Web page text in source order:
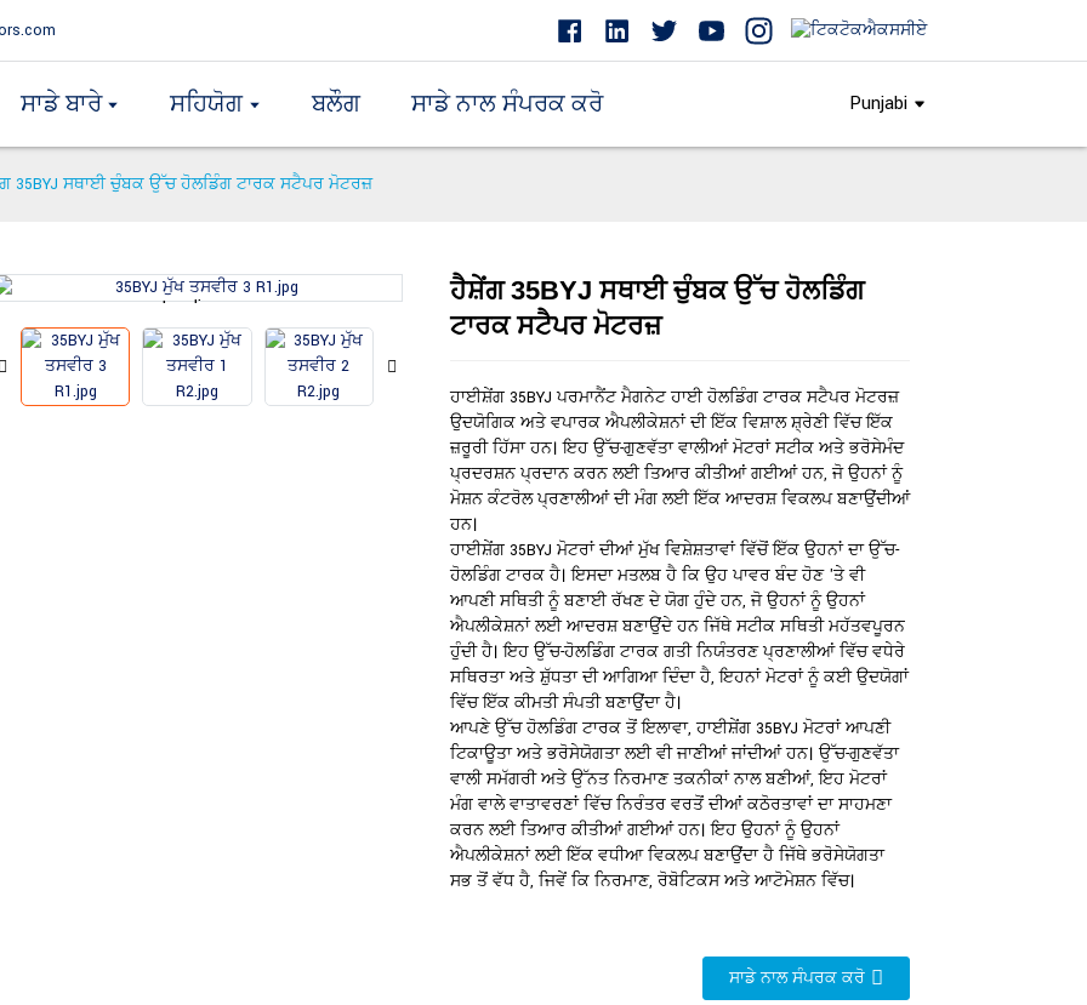
ਸਾਡੇ ਬਾਰੇ ਸਹਿਯੋਗ ਬਲੌਗ ਸਾਡੇ ਨਾਲ ਸੰਪਰਕ ਕਰੋ Punjabi
35BYJ ਸਥਾਈ ਚੁੰਬਕ ਉੱਚ ਹੋਲਡਿੰਗ ਟਾਰਕ ਸਟੈਪਰ ਮੋਟਰਜ਼
Loading...
Loading... Loading...
Loading...
ਹੈਸ਼ੇਂਗ 35BYJ ਸਥਾਈ ਚੁੰਬਕ ਉੱਚ ਹੋਲਡਿੰਗ
ਟਾਰਕ ਸਟੈਪਰ ਮੋਟਰਜ਼
ਹਾਈਸ਼ੇਂਗ 35BYJ ਪਰਮਾਨੈਂਟ ਮੈਗਨੇਟ ਹਾਈ ਹੋਲਡਿੰਗ ਟਾਰਕ ਸਟੈਪਰ ਮੋਟਰਜ਼
ਉਦਯੋਗਿਕ ਅਤੇ ਵਪਾਰਕ ਐਪਲੀਕੇਸ਼ਨਾਂ ਦੀ ਇੱਕ ਵਿਸ਼ਾਲ ਸ਼੍ਰੇਣੀ ਵਿੱਚ ਇੱਕ
ਜ਼ਰੂਰੀ ਹਿੱਸਾ ਹਨ। ਇਹ ਉੱਚ-ਗੁਣਵੱਤਾ ਵਾਲੀਆਂ ਮੋਟਰਾਂ ਸਟੀਕ ਅਤੇ ਭਰੋਸੇਮੰਦ
ਪ੍ਰਦਰਸ਼ਨ ਪ੍ਰਦਾਨ ਕਰਨ ਲਈ ਤਿਆਰ ਕੀਤੀਆਂ ਗਈਆਂ ਹਨ, ਜੋ ਉਹਨਾਂ ਨੂੰ
ਮੋਸ਼ਨ ਕੰਟਰੋਲ ਪ੍ਰਣਾਲੀਆਂ ਦੀ ਮੰਗ ਲਈ ਇੱਕ ਆਦਰਸ਼ ਵਿਕਲਪ ਬਣਾਉਂਦੀਆਂ
ਹਨ।
ਹਾਈਸ਼ੇਂਗ 35BYJ ਮੋਟਰਾਂ ਦੀਆਂ ਮੁੱਖ ਵਿਸ਼ੇਸ਼ਤਾਵਾਂ ਵਿੱਚੋਂ ਇੱਕ ਉਹਨਾਂ ਦਾ ਉੱਚ-
ਹੋਲਡਿੰਗ ਟਾਰਕ ਹੈ। ਇਸਦਾ ਮਤਲਬ ਹੈ ਕਿ ਉਹ ਪਾਵਰ ਬੰਦ ਹੋਣ 'ਤੇ ਵੀ
ਆਪਣੀ ਸਥਿਤੀ ਨੂੰ ਬਣਾਈ ਰੱਖਣ ਦੇ ਯੋਗ ਹੁੰਦੇ ਹਨ, ਜੋ ਉਹਨਾਂ ਨੂੰ ਉਹਨਾਂ
ਐਪਲੀਕੇਸ਼ਨਾਂ ਲਈ ਆਦਰਸ਼ ਬਣਾਉਂਦੇ ਹਨ ਜਿੱਥੇ ਸਟੀਕ ਸਥਿਤੀ ਮਹੱਤਵਪੂਰਨ
ਹੁੰਦੀ ਹੈ। ਇਹ ਉੱਚ-ਹੋਲਡਿੰਗ ਟਾਰਕ ਗਤੀ ਨਿਯੰਤਰਣ ਪ੍ਰਣਾਲੀਆਂ ਵਿੱਚ ਵਧੇਰੇ
ਸਥਿਰਤਾ ਅਤੇ ਸ਼ੁੱਧਤਾ ਦੀ ਆਗਿਆ ਦਿੰਦਾ ਹੈ, ਇਹਨਾਂ ਮੋਟਰਾਂ ਨੂੰ ਕਈ ਉਦਯੋਗਾਂ
ਵਿੱਚ ਇੱਕ ਕੀਮਤੀ ਸੰਪਤੀ ਬਣਾਉਂਦਾ ਹੈ।
ਆਪਣੇ ਉੱਚ ਹੋਲਡਿੰਗ ਟਾਰਕ ਤੋਂ ਇਲਾਵਾ, ਹਾਈਸ਼ੇਂਗ 35BYJ ਮੋਟਰਾਂ ਆਪਣੀ
ਟਿਕਾਊਤਾ ਅਤੇ ਭਰੋਸੇਯੋਗਤਾ ਲਈ ਵੀ ਜਾਣੀਆਂ ਜਾਂਦੀਆਂ ਹਨ। ਉੱਚ-ਗੁਣਵੱਤਾ
ਵਾਲੀ ਸਮੱਗਰੀ ਅਤੇ ਉੱਨਤ ਨਿਰਮਾਣ ਤਕਨੀਕਾਂ ਨਾਲ ਬਣੀਆਂ, ਇਹ ਮੋਟਰਾਂ
ਮੰਗ ਵਾਲੇ ਵਾਤਾਵਰਣਾਂ ਵਿੱਚ ਨਿਰੰਤਰ ਵਰਤੋਂ ਦੀਆਂ ਕਠੋਰਤਾਵਾਂ ਦਾ ਸਾਹਮਣਾ
ਕਰਨ ਲਈ ਤਿਆਰ ਕੀਤੀਆਂ ਗਈਆਂ ਹਨ। ਇਹ ਉਹਨਾਂ ਨੂੰ ਉਹਨਾਂ
ਐਪਲੀਕੇਸ਼ਨਾਂ ਲਈ ਇੱਕ ਵਧੀਆ ਵਿਕਲਪ ਬਣਾਉਂਦਾ ਹੈ ਜਿੱਥੇ ਭਰੋਸੇਯੋਗਤਾ
ਸਭ ਤੋਂ ਵੱਧ ਹੈ, ਜਿਵੇਂ ਕਿ ਨਿਰਮਾਣ, ਰੋਬੋਟਿਕਸ ਅਤੇ ਆਟੋਮੇਸ਼ਨ ਵਿੱਚ।
ਸਾਡੇ ਨਾਲ ਸੰਪਰਕ ਕਰੋ